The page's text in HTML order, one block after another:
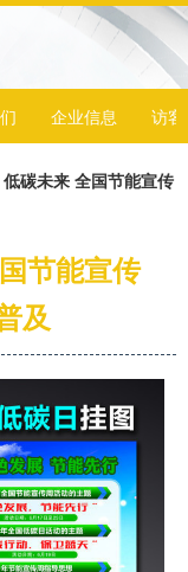
企业信息 访客
碳未来 全国节能宣传
节能宣传
及